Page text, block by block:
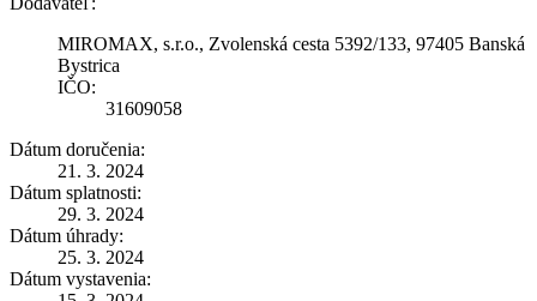
MIROMAX, s.r.o., Zvolenská cesta 5392/133, 97405 Banská
Bystrica
IČO:
31609058
Dátum doručenia:
21. 3. 2024
Dátum splatnosti:
29. 3. 2024
Dátum úhrady:
25. 3. 2024
Dátum vystavenia: